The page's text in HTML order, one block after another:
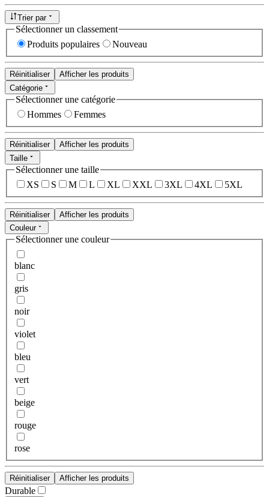
Trier par
Sélectionner un classement
Produits populaires
Nouveau
Réinitialiser
Afficher les produits
Catégorie
Sélectionner une catégorie
Hommes
Femmes
Réinitialiser
Afficher les produits
Taille
Sélectionner une taille
XS
S M L XL XXL 3XL 4XL 5XL
Réinitialiser
Afficher les produits
Couleur
Sélectionner une couleur
blanc
gris
noir
violet
bleu
vert
beige
rouge
rose
Réinitialiser Afficher les produits
Durable